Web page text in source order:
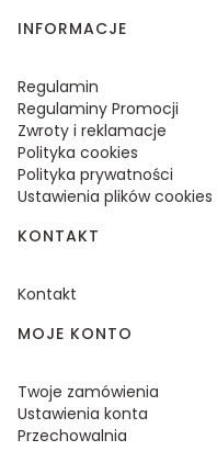
Linki w stopce
INFORMACJE
Regulamin
Regulaminy Promocji
Zwroty i reklamacje
Polityka cookies
Polityka prywatności
Ustawienia plików cookies
KONTAKT
Kontakt
MOJE KONTO
Twoje zamówienia
Ustawienia konta
Przechowalnia